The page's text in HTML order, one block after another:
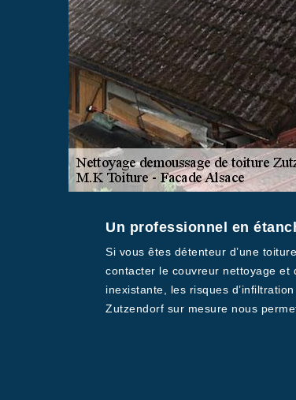
Un professionnel en
Si vous êtes détenteur d’une
contacter le couvreur nettoyage et
inexistante, les risques
Zutzendorf sur mesure nous